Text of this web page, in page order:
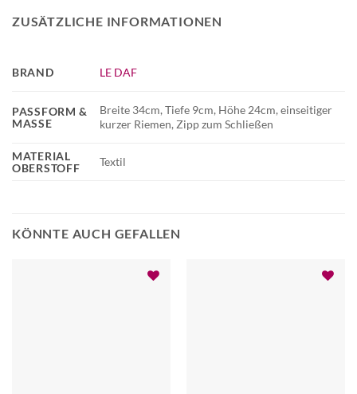
ZUSÄTZLICHE INFORMATIONEN
MATERIAL
OBERSTOFF
Textil
BRAND LE DAF
PASSFORM &
MASSE
Breite 34cm, Tiefe 9cm, Höhe 24cm, einseitiger
kurzer Riemen, Zipp zum Schließen
KÖNNTE AUCH GEFALLEN